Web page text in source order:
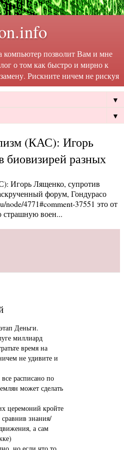
компьютер позволит Вам и мне
о том как быстро и мирно к
Рискните ничем не рискуя
▼
▼
(КАС): Игорь
биовизирей разных
Игорь Лященко, супротив
форум, Гондурасо
node/4771#comment-37551 это от
страшную воен...
Деньги.
миллиард
время на
не удивите и
расписано по
может сделать
кройте
знания/
а сам